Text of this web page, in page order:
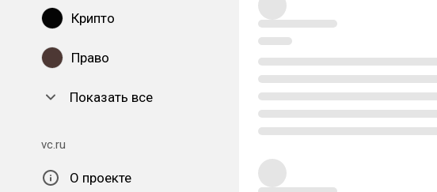
Крипто
Право
Показать все
vc.ru
О проекте